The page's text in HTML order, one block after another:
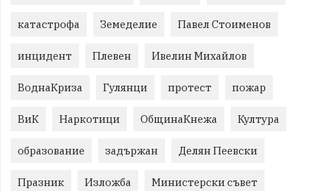
катастрофа Земеделие Павел Стоименов
инцидент Плевен Ивелин Михайлов
ВоднаКриза Гулянци протест пожар
ВиК Наркотици ОбщинаКнежа Култура
образование задържан Делян Пеевски
Празник Изложба Министерски съвет